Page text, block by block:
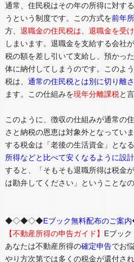
通常、住民税はその年の所得に対す
うという制度です。この方式を前年
方、 退職金の住民税は、退職金を受
しまいます。退職金を支給する会社
税の額を差し引いて支給し、預かっ
体に納付してしまうのです。このよ
税は、 通常の住民税とは別に切り離
ます。この仕組みを現年分離課税と
このように、徴収の仕組みが通常の
さと納税の恩恵は対象外となってい
する税金は「老後の生活資金」とな
所得などと比べて安くなるように設
すると、「そもそも退職所得は税金
は勘弁してください」ということな
◆◇◆◇◆Eブック無料配布のご案内
【不動産所得の申告ガイド】 Eブック
あなたは不動産所得の確定申告でお
やり方次第では多くの税金が還付さ